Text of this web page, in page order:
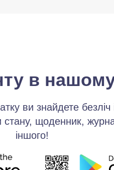
і ногами, коли
в
ви знайдете безліч
стану, щоденник,
іншого!